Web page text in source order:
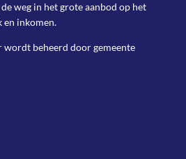
weg in het grote aanbod op het
en inkomen.
wordt beheerd doorgemeente